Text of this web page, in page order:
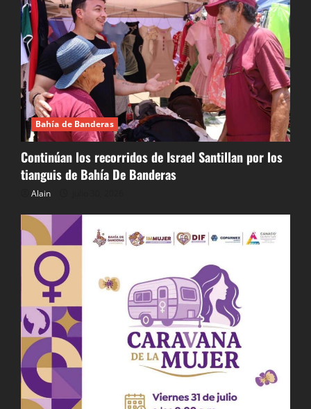
Bahía de Banderas
Continúan los recorridos de Israel Santillan por los
tianguis de Bahía De Banderas
Alain